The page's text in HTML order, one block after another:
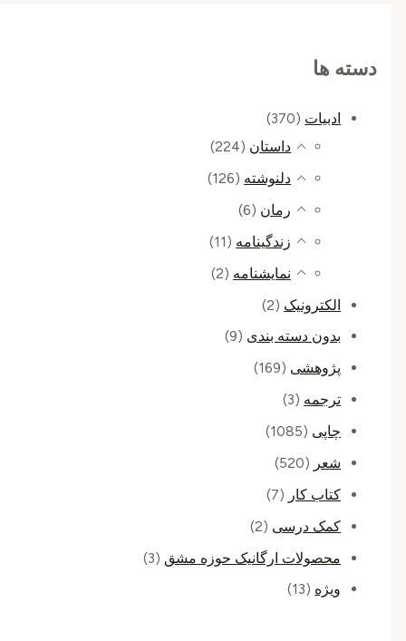
دسته ها
ادبیات (370)
داستان (224)
دلنوشته (126)
رمان (6)
زندگینامه (11)
نمایشنامه (2)
الکترونیک (2)
بدون دسته بندی (9)
پژوهشی (169)
ترجمه (3)
چاپی
(1085)
شعر
(520)
کتاب کار (7)
کمک درسی (2)
محصولات ارگانیک حوزه مشق (3)
ویژه
(13)